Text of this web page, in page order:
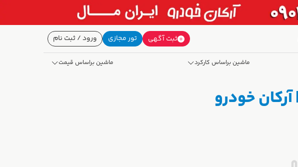
ثبت آگهی تور مجازی ورود / ثبت نام
ماشین براساس کارکرد ماشین براساس قیمت